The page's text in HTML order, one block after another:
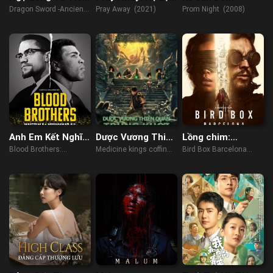
Chiến Trường
Dragon Sword -Ancient
Của Phong Trào
Pray Away (2021) Prom Night (2008)
Anh Em Kết Nghĩa:
Malcolm X &
Blood Brothers:
Muhammad Ali (2021)
Dược Vương Thiên
Quan: Trùng Khởi
Medicine kings coffin
Lồng chim:
Barcelona
Bird Box Barcelona